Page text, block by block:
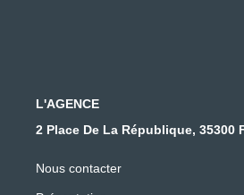
L'AGENCE
2 Place De La République, 35300
Nous contacter